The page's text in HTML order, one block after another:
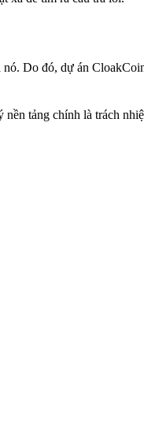
Do đó, dự án
tảng chính là trách